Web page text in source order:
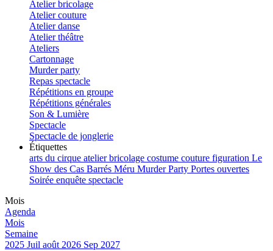
Atelier bricolage
Atelier couture
Atelier danse
Atelier théâtre
Ateliers
Cartonnage
Murder party
Repas spectacle
Répétitions en groupe
Répétitions générales
Son & Lumière
Spectacle
Spectacle de jonglerie
Étiquettes
arts du cirque atelierbricolage costume couture figuration Le
Show des Cas Barrés Méru Murder Party Portes ouvertes
Soirée enquête spectacle
Mois
Agenda
Mois
Semaine
2025 Juil août 2026 Sep 2027